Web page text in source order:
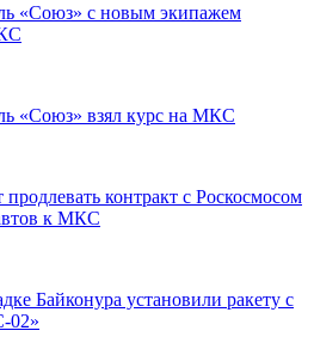
«Союз» с новым экипажем
«Союз» взял курс на МКС
контракт с Роскосмосом
к МКС
Байконура установили ракету с
02»